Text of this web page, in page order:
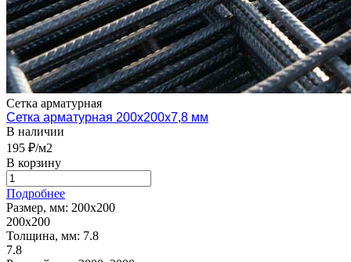
Сетка арматурная
Сетка арматурная 200х200х7,8 мм
В наличии
195 ₽/м2
В корзину
Подробнее
Размер, мм: 200х200
200х200
Толщина, мм: 7.8
7.8